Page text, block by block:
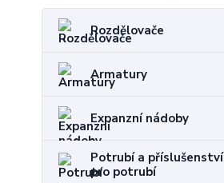
Rozdělovače
Armatury
Expanzní nádoby
Potrubí a příslušenství
pro potrubí